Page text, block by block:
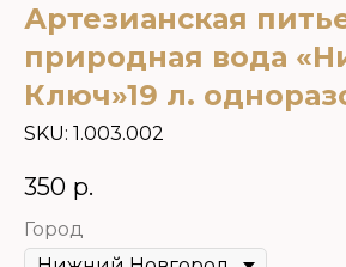
Артезианская
природная вода
Ключ»19 л.
SKU: 1.003.002
350 р.
Город